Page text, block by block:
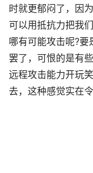
时就更郁闷了，因
可以用抵抗力把我
哪有可能攻击呢?
罢了，可恨的是有
远程攻击能力开玩
去，这种感觉实在令